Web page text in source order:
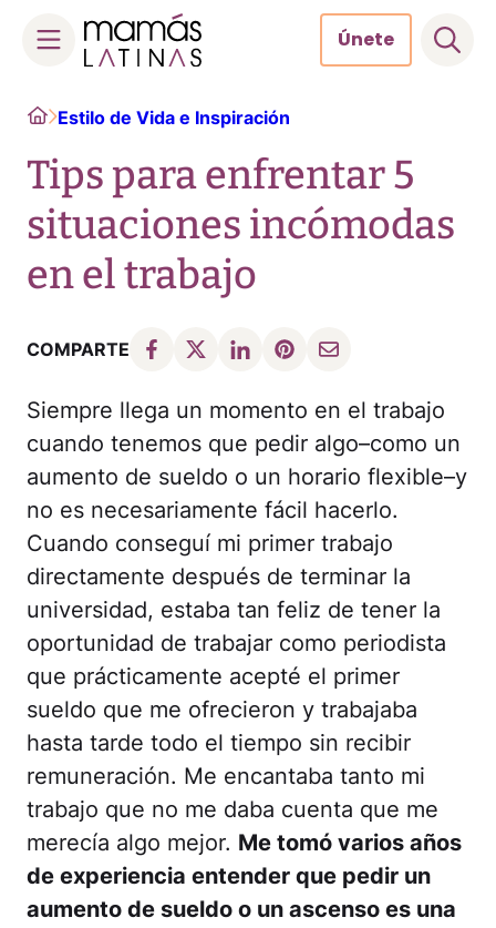
content
Únete
HomeEstilo de Vida e Inspiración
Tips para enfrentar 5
situaciones incómodas
en el trabajo
COMPARTE
Siempre llega un momento en el trabajo
cuando tenemos que pedir algo–como un
aumento de sueldo o un horario flexible–y
no es necesariamente fácil hacerlo.
Cuando conseguí mi primer trabajo
directamente después de terminar la
universidad, estaba tan feliz de tener la
oportunidad de trabajar como periodista
que prácticamente acepté el primer
sueldo que me ofrecieron y trabajaba
hasta tarde todo el tiempo sin recibir
remuneración. Me encantaba tanto mi
trabajo que no me daba cuenta que me
merecía algo mejor. Me tomó varios años
de experiencia entender que pedir un
aumento de sueldo o un ascenso es una